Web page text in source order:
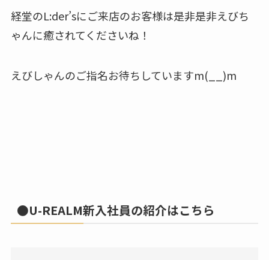
経堂のL:der’sにご来店のお客様は是非是非えびち
ゃんに癒されてくださいね！
えびしゃんのご指名お待ちしていますm(__)m
●U-REALM新入社員の紹介はこちら